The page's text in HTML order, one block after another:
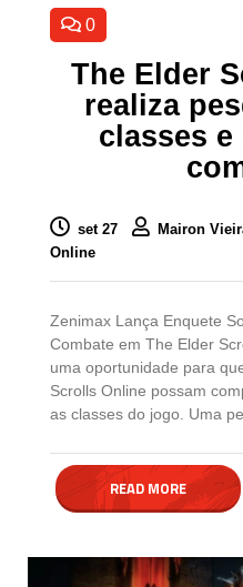
0
The Elder
realiza
classes e
set 27 Mairon
Online
Zenimax Lança Enquete
Combate em The Elder
uma oportunidade para
Scrolls Online possam
as classes do jogo. Uma
READ MORE